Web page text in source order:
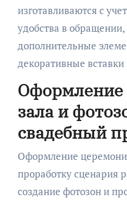
изготавливаются с
удобства в
дополнительные
декоративные
зала и
свадебный
Оформление
проработку сценария
создание фотозон и